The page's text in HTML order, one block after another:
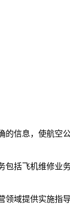
信息，使航空
括飞机维修业
域提供实施指